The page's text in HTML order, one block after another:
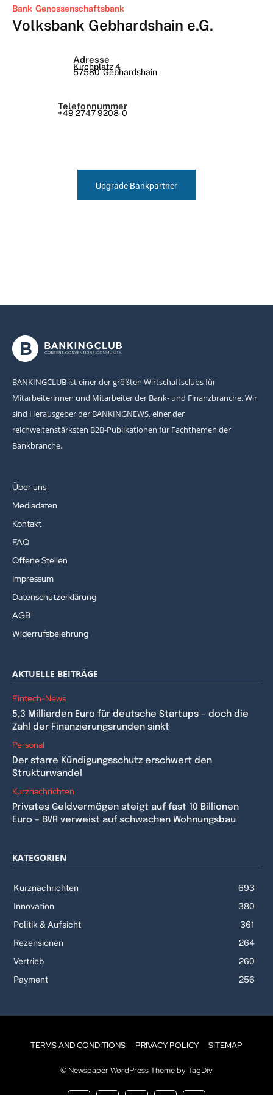
Bank Genossenschaftsbank
Volksbank Gebhardshain e.G.
Adresse
Kirchplatz 4
57580 Gebhardshain
Telefonnummer
+49 2747 9208-0
Upgrade Bankpartner
BANKINGCLUB ist einer der größten Wirtschaftsclubs für
Mitarbeiterinnen und Mitarbeiter der Bank- und Finanzbranche. Wir
sind Herausgeber der BANKINGNEWS, einer der
reichweitenstärksten B2B-Publikationen für Fachthemen der
Bankbranche.
Über uns
Mediadaten
Kontakt
FAQ
Offene Stellen
Impressum
Datenschutzerklärung
AGB
Widerrufsbelehrung
AKTUELLE BEITRÄGE
Fintech-News
5,3 Milliarden Euro für deutsche Startups – doch die
Zahl der Finanzierungsrunden sinkt
Personal
Der starre Kündigungsschutz erschwert den
Strukturwandel
Kurznachrichten
Privates Geldvermögen steigt auf fast 10 Billionen
Euro – BVR verweist auf schwachen Wohnungsbau
KATEGORIEN
Kurznachrichten
693
Innovation
380
Politik & Aufsicht
361
Rezensionen
264
Vertrieb
260
Payment
256
TERMS AND CONDITIONS PRIVACY POLICY SITEMAP
© Newspaper WordPress Theme by TagDiv